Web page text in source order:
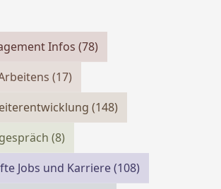
Infos(78)
(17)
(148)
(8)
Jobs und Karriere(108)